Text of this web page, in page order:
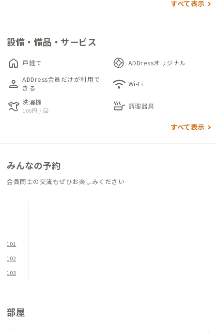
ます。キッチンも真新しく、快適な調理空間です。壁に造りつけ
水まわりは、お風呂以外全て新しく、特に洗面は東西に1台ずつ
あるのでとても便利です。トイレは1カ所なので、譲り合って利
用ください。
個室は全て和室の和布団タイプ。101, 102は2人収容で、デスク
＆チェアとデスクライトがあり、103は3人収容で、デスク＆チ
ェアとデスクライトがあります。各個室にはシリンダー錠がある
家の中で一番明るいのは南側の広い縁側。スツールを置いて、日
元焼き鳥屋さんだった店舗部分は現在、ADDressの会員さんが
味わいましょう。
すべて表示
設備・備品・サービス
home 戸建て ADDressオリジナル
person ADDress会員だけが利用で
きる
wifi Wi-Fi
laundry 洗濯機
100円 / 回 skillet 調理器具
すべて表示
みんなの予約
会員同士の交流もぜひお楽しみください
101
102
103
部屋